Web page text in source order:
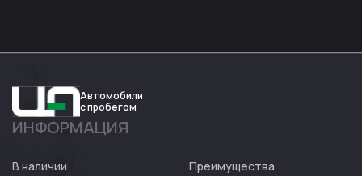
Авто
Автомобили
с пробегом
ИНФОРМАЦИЯ
В наличии Преимущества